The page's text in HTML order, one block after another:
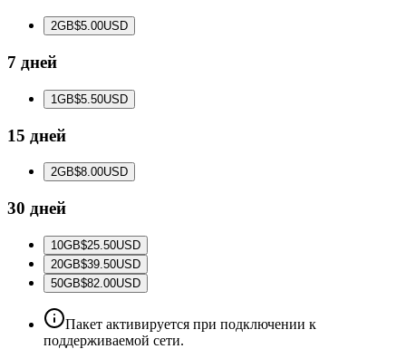
2GB$5.00USD
7 дней
1 GB$5.50USD
15 дней
2GB$8.00USD
30 дней
10GB$25.50USD
20GB$39.50USD
50GB$82.00USD
Пакет активируется при подключении к
поддерживаемой сети.